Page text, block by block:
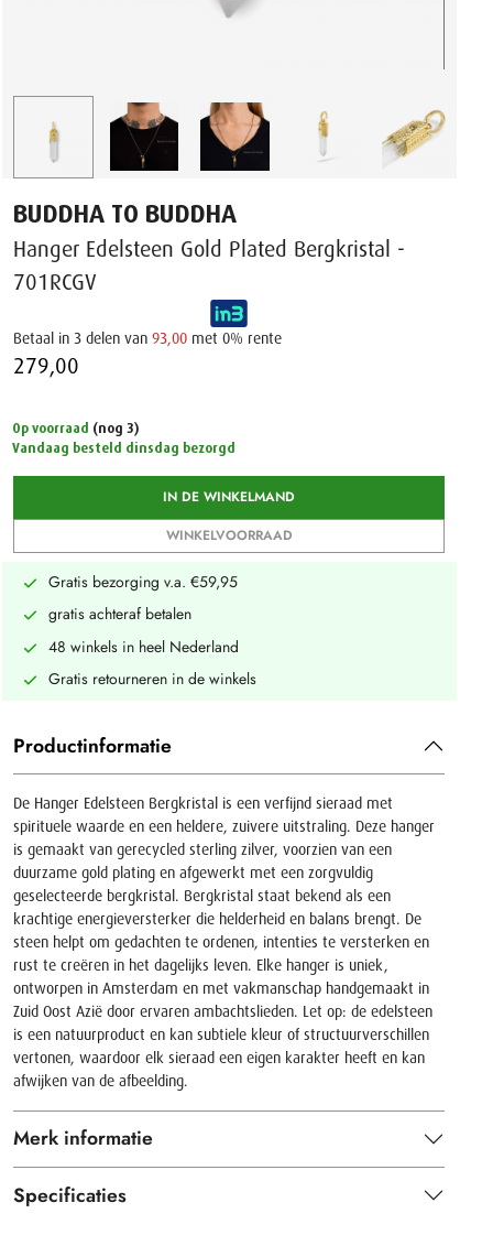
BUDDHA TO BUDDHA
Hanger Edelsteen Gold Plated Bergkristal -
701RCGV
Betaal in 3 delen van 93,00 met 0% rente
279,00 ‌
Op voorraad (nog 3)
Vandaag besteld dinsdag bezorgd
IN DE WINKELMAND
WINKELVOORRAAD
Gratis bezorging v.a. €59,95
gratis achteraf betalen
48 winkels in heel Nederland
Gratis retourneren in de winkels
Productinformatie
De Hanger Edelsteen Bergkristal is een verfijnd sieraad met
spirituele waarde en een heldere, zuivere uitstraling. Deze hanger
is gemaakt van gerecycled sterling zilver, voorzien van een
duurzame gold plating en afgewerkt met een zorgvuldig
geselecteerde bergkristal. Bergkristal staat bekend als een
krachtige energieversterker die helderheid en balans brengt. De
steen helpt om gedachten te ordenen, intenties te versterken en
rust te creëren in het dagelijks leven. Elke hanger is uniek,
ontworpen in Amsterdam en met vakmanschap handgemaakt in
Zuid Oost Azië door ervaren ambachtslieden. Let op: de edelsteen
is een natuurproduct en kan subtiele kleur of structuurverschillen
vertonen, waardoor elk sieraad een eigen karakter heeft en kan
afwijken van de afbeelding.
Merk informatie
Specificaties